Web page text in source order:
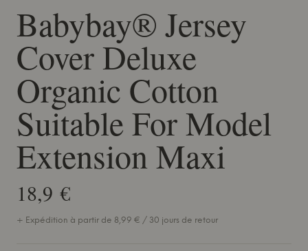
Babybay® Jersey
Cover Deluxe
Organic Cotton
Suitable For Model
Extension Maxi
18,9 €
+ Expédition à partir de 8,99 € / 30 jours de retour